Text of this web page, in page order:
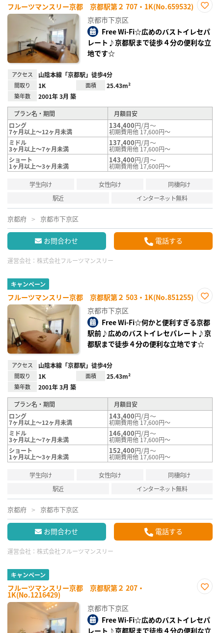
フルーツマンスリー京都 京都駅第２ 707・1K(No.659532)
り登
録
京都市下京区
Free Wi-Fi☆広めのバストイレセパ
レート♪京都駅まで徒歩４分の便利な立
地です☆
アクセス 山陰本線「京都駅」徒歩4分
間取り 1K 面積 25.43m²
築年数 2001年 3月 築
プラン名・期間
月額目安
ロング
7ヶ月以上～12ヶ月未満
134,400円/月～
初期費用他 17,600円～
ミドル
3ヶ月以上～7ヶ月未満
137,400円/月～
初期費用他 17,600円～
ショート
1ヶ月以上～3ヶ月未満
143,400円/月～
初期費用他 17,600円～
学生向け 女性向け
同棲向け
駅近
インターネット無料
京都府 京都市下京区
お問合わせ 電話する
運営会社： 株式会社フルーツマンスリー
キャンペーン
フルーツマンスリー京都 京都駅第２ 503・1K(No.851255)
り登
録
京都市下京区
Free Wi-Fi☆何かと便利すぎる京都
駅前♪広めのバストイレセパレート♪京
都駅まで徒歩４分の便利な立地です☆
アクセス 山陰本線「京都駅」徒歩4分
間取り 1K 面積 25.43m²
築年数 2001年 3月 築
プラン名・期間
月額目安
ロング
7ヶ月以上～12ヶ月未満
143,400円/月～
初期費用他 17,600円～
ミドル
3ヶ月以上～7ヶ月未満
146,400円/月～
初期費用他 17,600円～
ショート
1ヶ月以上～3ヶ月未満
152,400円/月～
初期費用他 17,600円～
学生向け 女性向け
同棲向け
駅近
インターネット無料
京都府 京都市下京区
お問合わせ 電話する
運営会社： 株式会社フルーツマンスリー
キャンペーン
フルーツマンスリー京都 京都駅第２ 207・
1K(No.1216429)
録
京都市下京区
Free Wi-Fi☆広めのバストイレセパ
レート♪京都駅まで徒歩４分の便利な立